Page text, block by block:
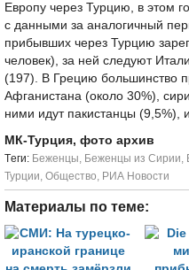
Европу через Турцию, в этом
с данными за аналогичный
прибывших через Турцию
человек), за ней следуют
(197). В Грецию большинство
Афганистана (около 30%),
ними идут пакистанцы (9,5%),
МК-Турция, фото архив
Tеги: Беженцы, Беженцы из Сирии,
Турции, Общество, РИА Новости
Материалы по теме: